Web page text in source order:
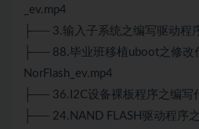
_ev.mp4
├── 3.输入子系统之编写驱动程
├── 88.毕业班移植uboot之修改
NorFlash_ev.mp4
├── 36.I2C设备裸板程序之编写
├── 24.NAND FLASH驱动程序